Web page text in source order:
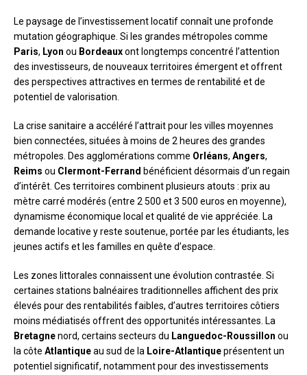
Le paysage de l’investissement locatif connaît une profonde
mutation géographique. Si les grandes métropoles comme
Paris, Lyon ou Bordeauxont longtemps concentré l’attention
des investisseurs, de nouveaux territoires émergent et offrent
des perspectives attractives en termes de rentabilité et de
potentiel de valorisation.
La crise sanitaire a accéléré l’attrait pour les villes moyennes
bien connectées, situées à moins de 2 heures des grandes
métropoles. Des agglomérations comme Orléans, Angers,
Reims ou Clermont-Ferrand bénéficient désormais d’un regain
d’intérêt. Ces territoires combinent plusieurs atouts : prix au
mètre carré modérés (entre 2 500 et 3 500 euros en moyenne),
dynamisme économique local et qualité de vie appréciée. La
demande locative y reste soutenue, portée par les étudiants, les
jeunes actifs et les familles en quête d’espace.
Les zones littorales connaissent une évolution contrastée. Si
certaines stations balnéaires traditionnelles affichent des prix
élevés pour des rentabilités faibles, d’autres territoires côtiers
moins médiatisés offrent des opportunités intéressantes. La
Bretagnenord, certains secteurs du Languedoc-Roussillon ou
la côte Atlantiqueau sud de la Loire-Atlantiqueprésentent un
potentiel significatif, notamment pour des investissements